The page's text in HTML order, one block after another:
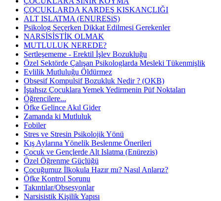
ÇOCUKLARDA KARDEŞ KISKANÇLIĞI
ALT ISLATMA (ENURESiS)
Psikolog Seçerken Dikkat Edilmesi Gerekenler
NARSİSİSTİK OLMAK
MUTLULUK NEREDE?
Sertleşememe - Erektil İşlev Bozukluğu
Özel Sektörde Çalışan Psikologlarda Mesleki Tükenmişlik
Evlilik Mutluluğu Öldürmez
Obsesif Kompulsif Bozukluk Nedir ? (OKB)
İştahsız Çocuklara Yemek Yedirmenin Püf Noktaları
Öğrencilere...
Öfke Gelince Akıl Gider
Zamanda ki Mutluluk
Fobiler
Stres ve Stresin Psikolojik Yönü
Kış Aylarına Yönelik Beslenme Önerileri
Çocuk ve Gençlerde Alt Islatma (Enürezis)
Özel Öğrenme Güçlüğü
Çocuğumuz İlkokula Hazır mı? Nasıl Anlarız?
Öfke Kontrol Sorunu
Takıntılar/Obsesyonlar
Narsisistik Kişilik Yapısı